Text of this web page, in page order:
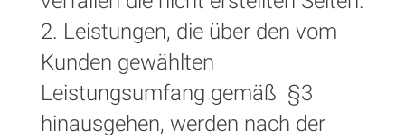
2. Leistungen, die über den vom
Kunden gewählten
Leistungsumfang gemäß §3
hinausgehen, werden nach der